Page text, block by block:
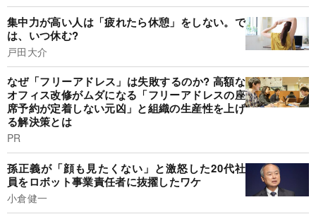
集中力が高い人は「疲れたら休憩」をしない。で
は、いつ休む?
戸田大介
なぜ「フリーアドレス」は失敗するのか? 高額な
オフィス改修がムダになる「フリーアドレスの座
席予約が定着しない元凶」と組織の生産性を上げ
る解決策とは
PR
孫正義が「顔も見たくない」と激怒した20代社
員をロボット事業責任者に抜擢したワケ
小倉健一